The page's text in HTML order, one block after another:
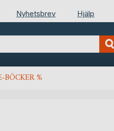
Nyhetsbrev Hjälp
BÖCKER %